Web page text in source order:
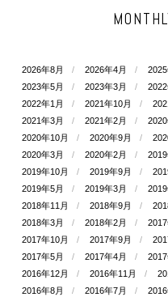
2026年8月 2026年4月
2023年5月
2023年3月
2022年1月
2021年10月
2021年3月
2021年2月
2020年10月
2020年9月
2020年3月
2020年2月
2019年10月
2019年9月
2019年5月
2019年3月 2019
2018年11月
2018年9月
2018年3月
2018年2月
2017年10月
2017年9月
2017年5月
2017年4月 2017
2016年12月
2016年11月
2016年8月
2016年7月 2016